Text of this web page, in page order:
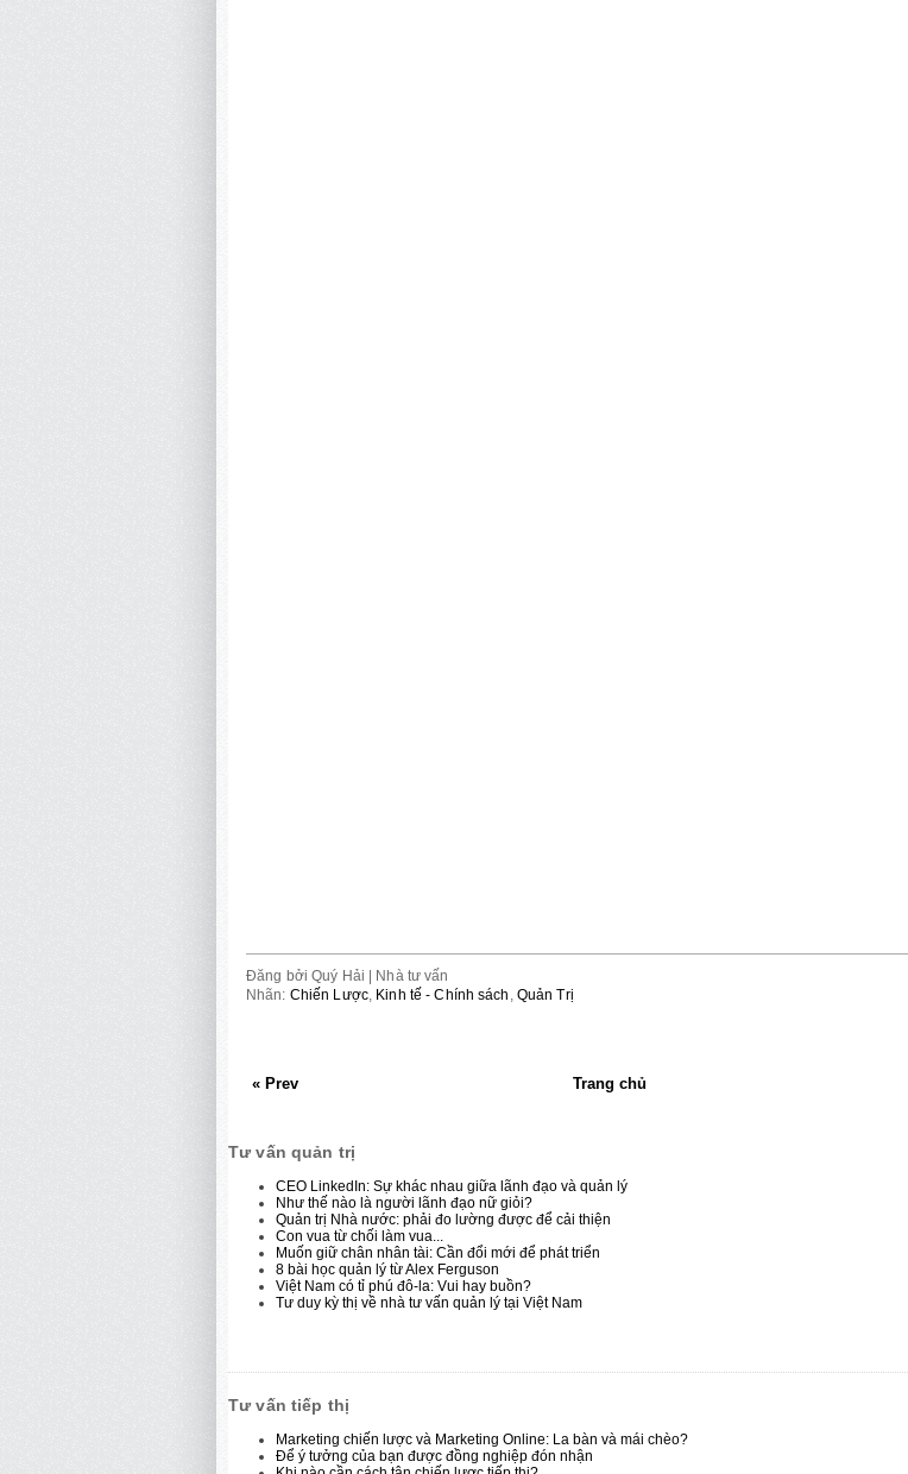
Đăng bởiQuý Hải | Nhà tư vấn
Nhãn: Chiến Lược, Kinh tế - Chính sách Quản Trị
« Prev Trang chủ
Tư vấn quản trị
CEO LinkedIn: Sự khác nhau giữa lãnh đạo và quản lý
Như thế nào là người lãnh đạo nữ giỏi?
Quản trị Nhà nước: phải đo lường được để cải thiện
Con vua từ chối làm vua...
Muốn giữ chân nhân tài: Cần đổi mới để phát triển
8 bài học quản lý từ Alex Ferguson
Việt Nam có tỉ phú đô-la: Vui hay buồn?
Tư duy kỳ thị về nhà tư vấn quản lý tại Việt Nam
Tư vấn tiếp thị
Marketing chiến lược và Marketing Online: La bàn và mái chèo?
Để ý tưởng của bạn được đồng nghiệp đón nhận